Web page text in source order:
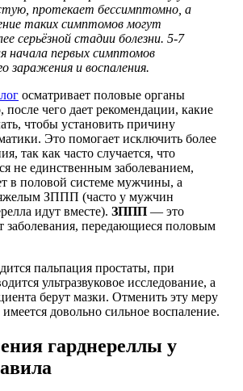
протекает бессимптомно, а
таких симптомов могут
серьёзной стадии болезни. 5-7
начала первых симптомов
заражения и воспаления.
осматривает половые органы
чего дает рекомендации, какие
чтобы установить причину
Это помогает исключить более
так как часто случается, что
не единственным заболеванием,
в половой системе мужчины, а
ЗППП (часто у мужчин
идут вместе). ЗППП — это
заболевания, передающиеся половым
пальпация простаты, при
ультразвуковое исследование, а
берут мазки. Отменить эту меру
довольно сильное воспаление.
гарднереллы у